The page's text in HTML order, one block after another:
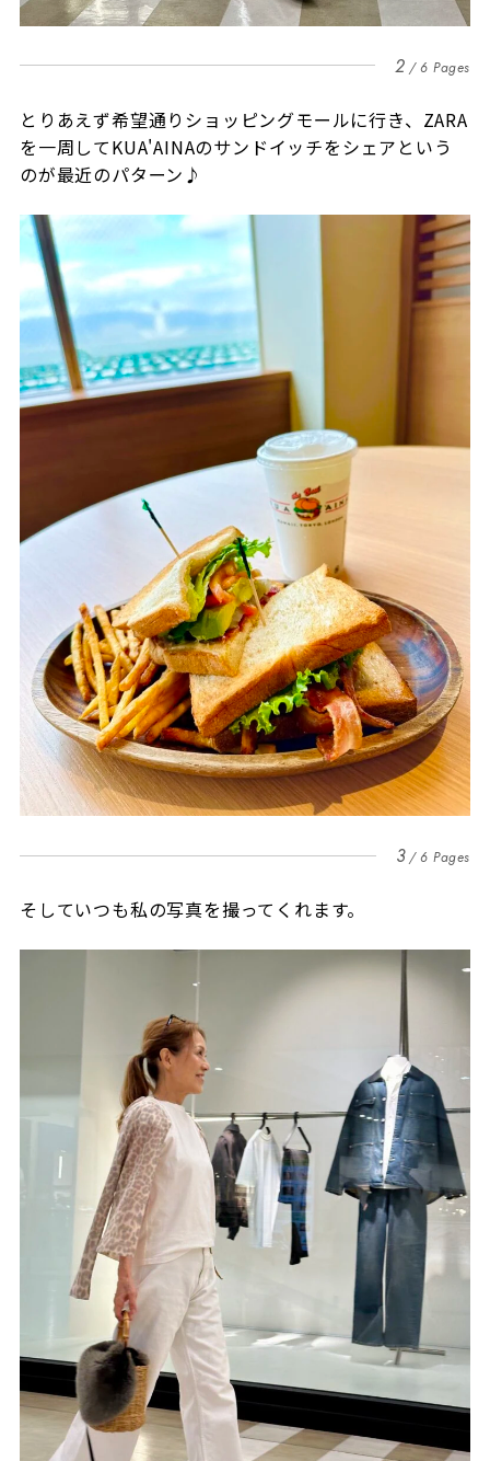
2 6 Pages
とりあえず希望通りショッピングモールに行き、ZARA
を一周してKUA'AINAのサンドイッチをシェアという
のが最近のパターン♪
3 6 Pages
そしていつも私の写真を撮ってくれます。